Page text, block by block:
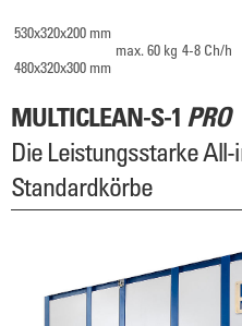
530x320x200 mm
480x320x300 mm
max. 60 kg 4-8 Ch/h
MULTICLEAN-S-1 PRO
Die Leistungsstarke
Standardkörbe